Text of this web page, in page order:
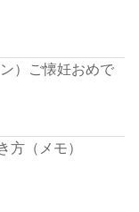
）ご懐妊おめで
方（メモ）